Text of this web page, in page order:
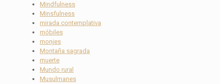
Mindfulness
Minsfulness
mirada contemplativa
móbiles
monjes
Montaña sagrada
muerte
Mundo rural
Musulmanes